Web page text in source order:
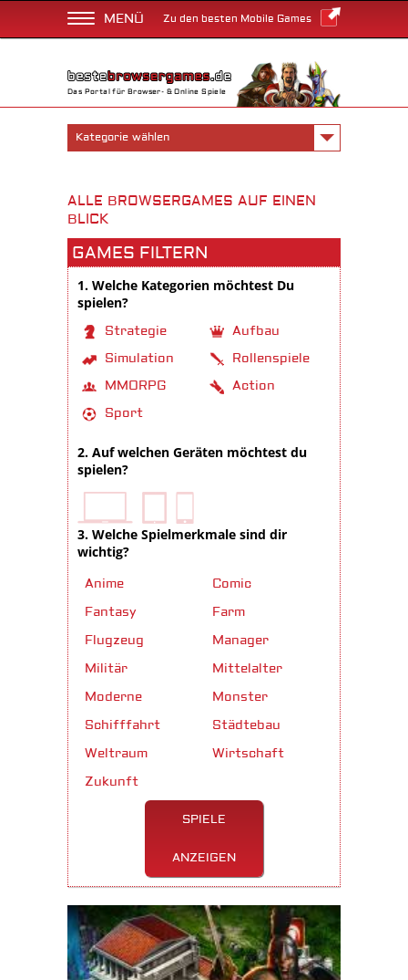
MENÜ Zu den besten Mobile Games
Das Portal für Browser- & Online Spiele
Kategorie wählen
ALLE BROWSERGAMES AUF EINEN
BLICK
GAMES FILTERN
1. Welche Kategorien möchtest Du
spielen?
Strategie
Aufbau
Simulation
Rollenspiele
MMORPG
Action
Sport
2. Auf welchen Geräten möchtest du
spielen?
3. Welche Spielmerkmale sind dir
wichtig?
Anime
Comic
Fantasy
Farm
Flugzeug
Manager
Militär
Mittelalter
Moderne
Monster
Schifffahrt
Städtebau
Weltraum
Wirtschaft
Zukunft
SPIELE
ANZEIGEN